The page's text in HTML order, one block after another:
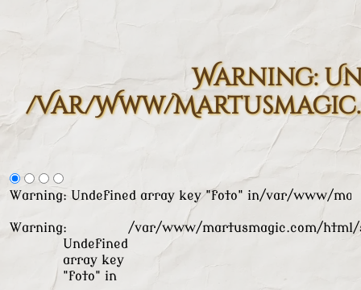
Warning:
/var/www/
Warning: Undefined array key "foto" in/var/www/
Warning:
Undefined
array key
"foto" in
/var/www/martusmagic.com/html/